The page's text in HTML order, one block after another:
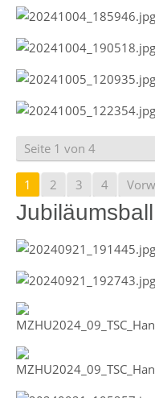
Seite 1 von 4
1 2 3 4